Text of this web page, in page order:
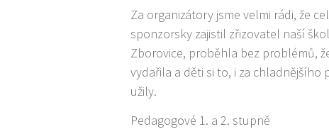
Za organizátory jsme velmi rádi, že
sponzorsky zajistil zřizovatel naší
Zborovice, proběhla bez problémů,
vydařila a děti si to, i za chladnějšího
užily.
Pedagogové 1. a 2. stupně